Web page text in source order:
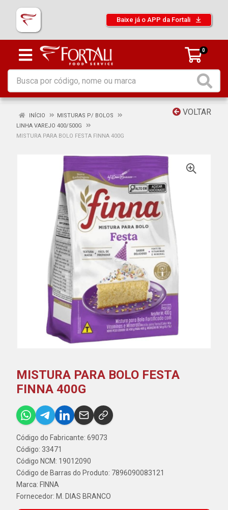
Baixe já o APP da Fortali
0
VOLTAR
INÍCIO
MISTURAS P/ BOLOS
LINHA VAREJO 400/500G
MISTURA PARA BOLO FESTA FINNA 400G
MISTURA PARA BOLO FESTA
FINNA 400G
Código do Fabricante: 69073
Código: 33471
Código NCM: 19012090
Código de Barras do Produto: 7896090083121
Marca: FINNA
Fornecedor: M. DIAS BRANCO